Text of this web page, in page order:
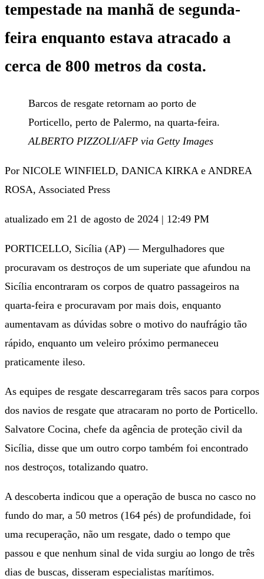
tempestade na manhã de segunda-
feira enquanto estava atracado a
cerca de 800 metros da costa.
Barcos de resgate retornam ao porto de
Porticello, perto de Palermo, na quarta-feira.
ALBERTO PIZZOLI/AFP via Getty Images
Por NICOLE WINFIELD, DANICA KIRKA e ANDREA
ROSA, Associated Press
atualizado em 21 de agosto de 2024 | 12:49 PM
PORTICELLO, Sicília (AP) — Mergulhadores que
procuravam os destroços de um superiate que afundou na
Sicília encontraram os corpos de quatro passageiros na
quarta-feira e procuravam por mais dois, enquanto
aumentavam as dúvidas sobre o motivo do naufrágio tão
rápido, enquanto um veleiro próximo permaneceu
praticamente ileso.
As equipes de resgate descarregaram três sacos para corpos
dos navios de resgate que atracaram no porto de Porticello.
Salvatore Cocina, chefe da agência de proteção civil da
Sicília, disse que um outro corpo também foi encontrado
nos destroços, totalizando quatro.
A descoberta indicou que a operação de busca no casco no
fundo do mar, a 50 metros (164 pés) de profundidade, foi
uma recuperação, não um resgate, dado o tempo que
passou e que nenhum sinal de vida surgiu ao longo de três
dias de buscas, disseram especialistas marítimos.